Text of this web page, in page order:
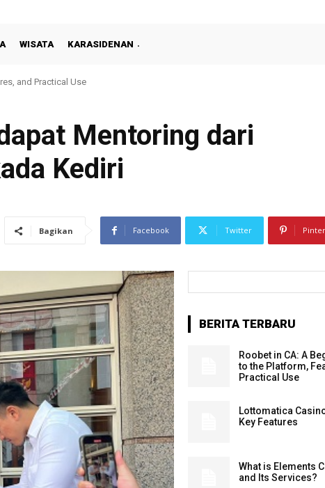
WISATA KARASIDENAN
and Practical Use
Mentoring dari
Kediri
Bagikan Facebook Twitter
BERITA TERBARU
Roobet in CA: A
to the Platform,
Practical Use
Lottomatica
Key Features
What is Elements
and Its Services?